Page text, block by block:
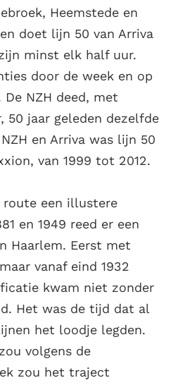
Heemstede en
doet lijn 50 van Arriva
minst elk half uur.
door de week en op
NZH deed, met
50 jaar geleden dezelfde
en Arriva was lijn 50
van 1999 tot 2012.
route een illustere
en 1949 reed er een
Haarlem. Eerst met
vanaf eind 1932
kwam niet zonder
Het was de tijd dat al
het loodje legden.
volgens de
zou het traject